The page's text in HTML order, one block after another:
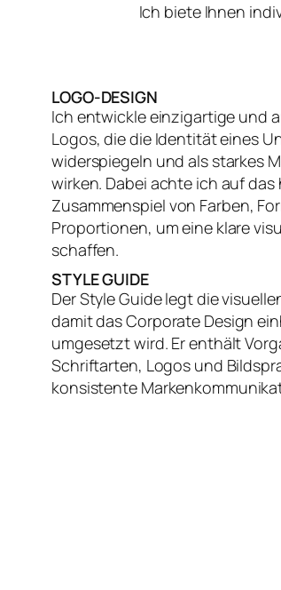
Ich biete Ihnen
LOGO-DESIGN
Ich entwickle einzigartige und
Logos, die die Identität eines
widerspiegeln und als starkes
wirken. Dabei achte ich auf
Zusammenspiel von Farben,
Proportionen, um eine klare
schaffen.
STYLE GUIDE
Der Style Guide legt die
damit das Corporate Design
umgesetzt wird. Er enthält
Schriftarten, Logos und
konsistente